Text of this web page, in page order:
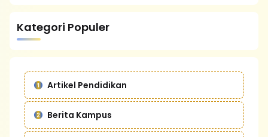
Kategori Populer
Artikel Pendidikan
Berita Kampus